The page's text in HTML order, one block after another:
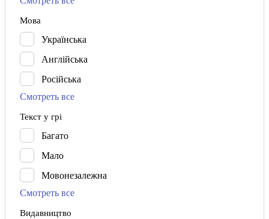
Мова
Українська
Англійська
Російська
Смотреть все
Текст у грі
Багато
Мало
Мовонезалежна
Смотреть все
Видавництво